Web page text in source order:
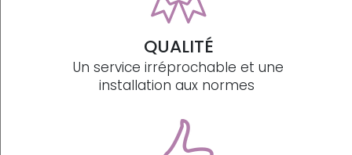
QUALITÉ
Un service irréprochable et une
installation aux normes